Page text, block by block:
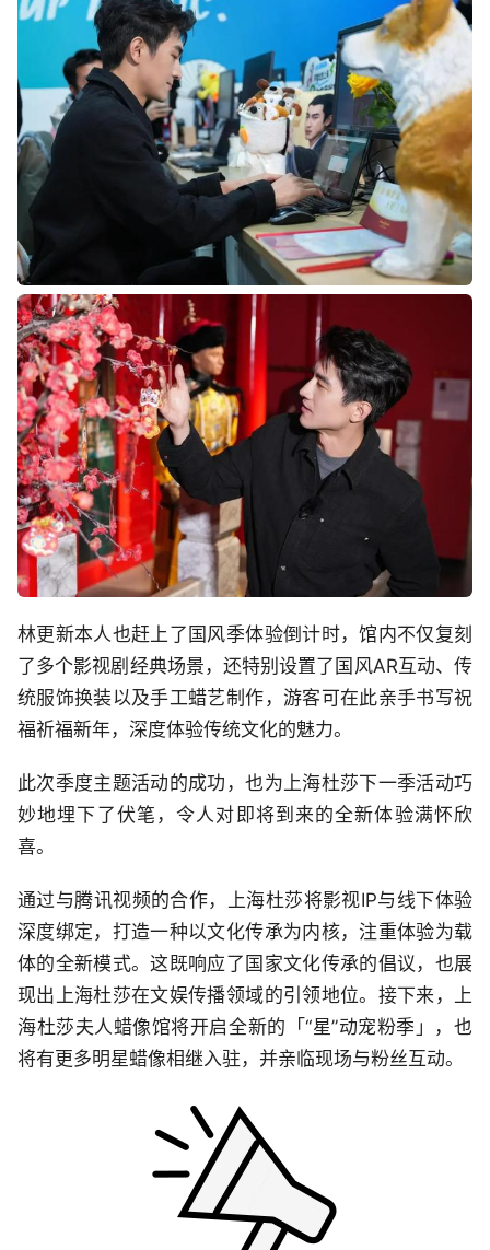
林更新本人也赶上了国风季体验倒计时，馆内不仅复刻
了多个影视剧经典场景，还特别设置了国风AR互动、传
统服饰换装以及手工蜡艺制作，游客可在此亲手书写祝
福祈福新年，深度体验传统文化的魅力。
此次季度主题活动的成功，也为上海杜莎下一季活动巧
妙地埋下了伏笔，令人对即将到来的全新体验满怀欣
喜。
通过与腾讯视频的合作，上海杜莎将影视IP与线下体验
深度绑定，打造一种以文化传承为内核，注重体验为载
体的全新模式。这既响应了国家文化传承的倡议，也展
现出上海杜莎在文娱传播领域的引领地位。接下来，上
海杜莎夫人蜡像馆将开启全新的「“星”动宠粉季」，也
将有更多明星蜡像相继入驻，并亲临现场与粉丝互动。